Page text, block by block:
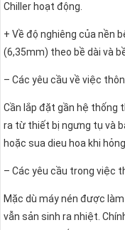
Chiller hoạt động.
+ Về độ nghiêng của nền
(6,35mm) theo bề dài và
– Các yêu cầu về việc
Cần lắp đặt gần hệ
ra từ thiết bị ngưng tụ và
hoặc sua dieu hoa khi
– Các yêu cầu trong việc
Mặc dù máy nén được
vẫn sản sinh ra nhiệt.